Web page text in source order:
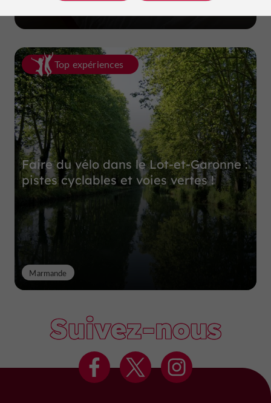
Top expériences
Faire du vélo dans le Lot-et-Garonne :
pistes cyclables et voies vertes !
Marmande
Suivez-nous